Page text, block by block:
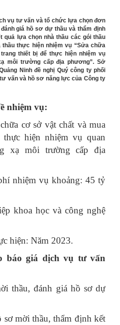
vụ tư vấn và tổ chức lựa chọn đơn
giá hồ sơ dự thầu và thẩm định
quả lựa chọn nhà thầu các gói thầu
thực hiện nhiệm vụ “Sửa chữa
thiết bị để thực hiện nhiệm vụ
môi trường cấp địa phương”. Sở
Ninh đề nghị Quý công ty phối
vấn và hồ sơ năng lực của Công ty
nhiệm vụ:
cơ sở vật chất và mua
hiện nhiệm vụ quan
xạ môi trường cấp địa
nhiệm vụ khoảng: 45 tỷ
khoa học và công nghệ
hiện: Năm 2023.
báo giá dịch vụ tư vấn
thầu, đánh giá hồ sơ dự
mời thầu, thẩm định kết